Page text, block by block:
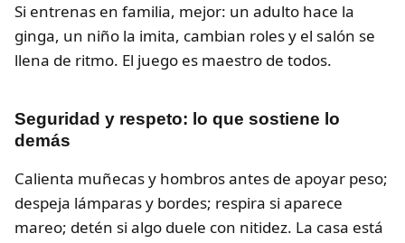
Si entrenas en familia, mejor: un adulto hace la
ginga, un niño la imita, cambian roles y el salón se
llena de ritmo. El juego es maestro de todos.
Seguridad y respeto: lo que sostiene lo
demás
Calienta muñecas y hombros antes de apoyar peso;
despeja lámparas y bordes; respira si aparece
mareo; detén si algo duele con nitidez. La casa está